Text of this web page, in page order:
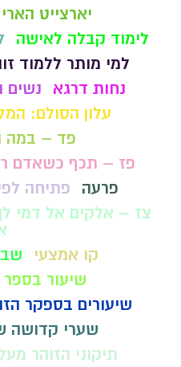
יארצייט הארי
לימוד קבלה לאישה
למי מותר ללמוד
נחות דרגא
נשים
עלון הסולם:
פד – במה
פז – תכף כשאדם
פרעה
פתיחה
צז – אלקים אל דמי
קו אמצעי
שיעור
שיעורים בספקר
שערי קדושה
תיקוני הזוהר